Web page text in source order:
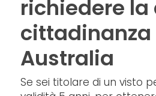
richiedere
cittadinanza
Australia
Se sei titolare di un visto